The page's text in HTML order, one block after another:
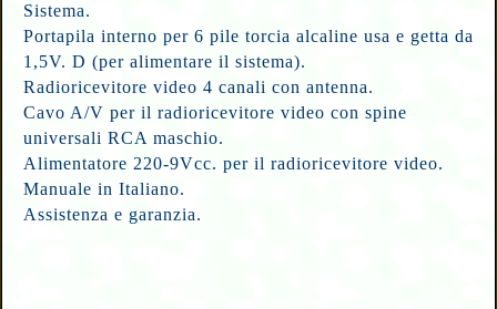
Sistema.
Portapila interno per 6 pile torcia alcaline usa e getta da
1,5V. D (per alimentare il sistema).
Radioricevitore video 4 canali con antenna.
Cavo A/V per il radioricevitore video con spine
universali RCA maschio.
Alimentatore 220-9Vcc. per il radioricevitore video.
Manuale in Italiano.
Assistenza e garanzia.